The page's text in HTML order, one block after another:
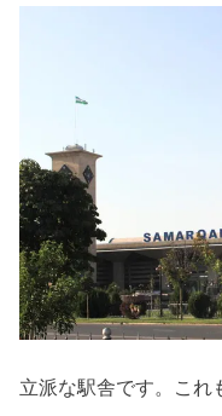
立派な駅舎です。これ